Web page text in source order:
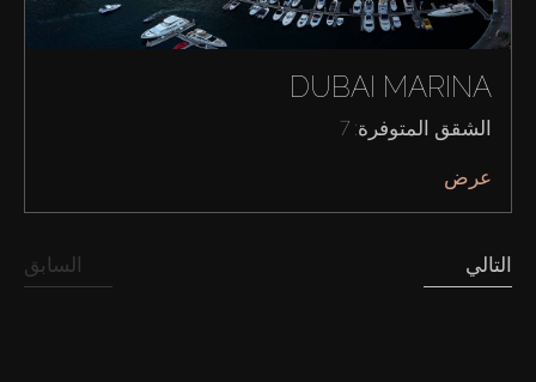
DUBAI MARINA
الشقق المتوفرة: 7
عرض
السابق التالي